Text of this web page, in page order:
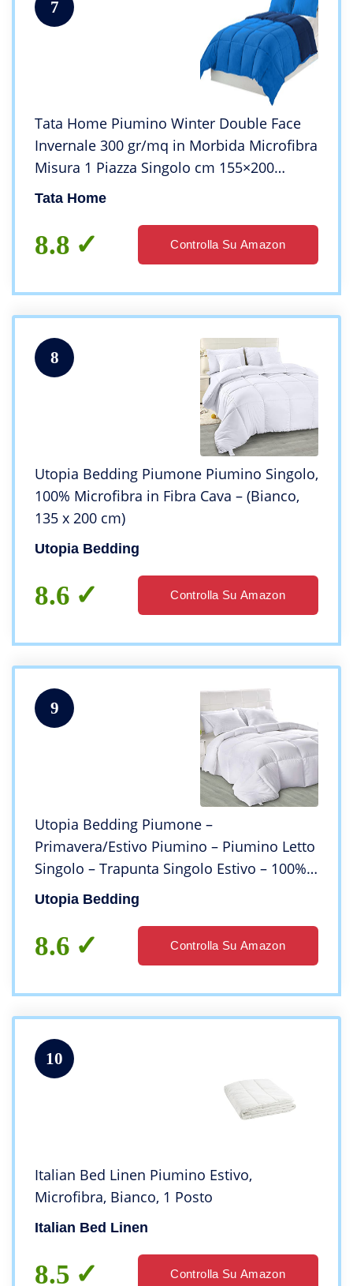
7
Tata Home Piumino Winter Double Face
Invernale 300 gr/mq in Morbida Microfibra
Misura 1 Piazza Singolo cm 155×200
Colore Blu Avio
Tata Home
8.8 Controlla Su Amazon
8
Utopia Bedding Piumone Piumino Singolo,
100% Microfibra in Fibra Cava – (Bianco,
135 x 200 cm)
Utopia Bedding
8.6 Controlla Su Amazon
9
Utopia Bedding Piumone –
Primavera/Estivo Piumino – Piumino Letto
Singolo – Trapunta Singolo Estivo – 100%
Microfibra in Fibra Cava (Primavera/Estivo,
135 x 200 cm – 200 gsm)
Utopia Bedding
8.6 Controlla Su Amazon
10
Italian Bed Linen Piumino Estivo,
Microfibra, Bianco, 1 Posto
Italian Bed Linen
8.5 Controlla Su Amazon